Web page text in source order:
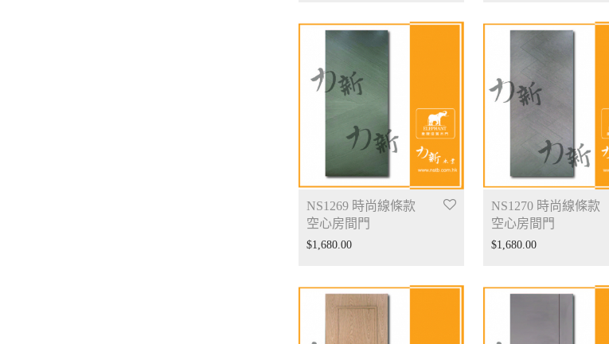
NS1269 時尚線條款
空心房間門
$1,680.00
NS1270 時尚線條款
空心房間門
$1,680.00